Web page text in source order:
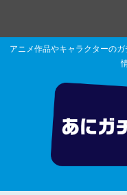
アニメ作品やキャラクターの